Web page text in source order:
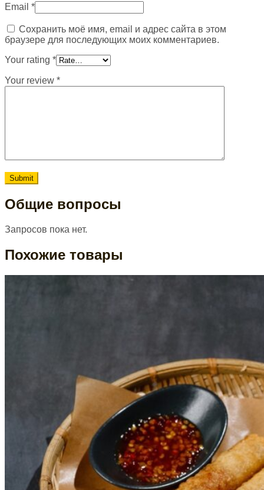
Email *
Сохранить моё имя, email и адрес сайта в этом
браузере для последующих моих комментариев.
Your rating *
Your review *
Общие вопросы
Запросов пока нет.
Похожие товары